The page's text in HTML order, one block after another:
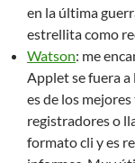
en la última
estrellita como
Watson: me
Applet se fuera
es de los
registradores o
formato cli y es